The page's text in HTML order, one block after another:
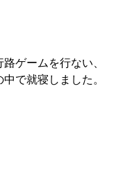
ゲームを行ない、
で就寝しました。